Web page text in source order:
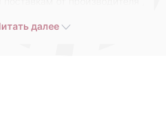
Иваново.
далее